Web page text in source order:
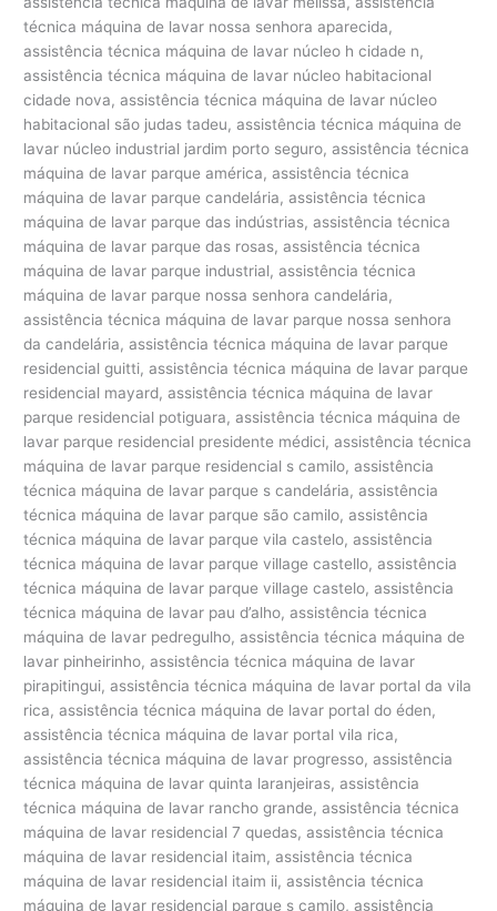
técnica máquina de lavar nossa senhora aparecida,
assistência técnica máquina de lavar núcleo h cidade n,
assistência técnica máquina de lavar núcleo habitacional
cidade nova, assistência técnica máquina de lavar núcleo
habitacional são judas tadeu, assistência técnica máquina de
lavar núcleo industrial jardim porto seguro, assistência técnica
máquina de lavar parque américa, assistência técnica
máquina de lavar parque candelária, assistência técnica
máquina de lavar parque das indústrias, assistência técnica
máquina de lavar parque das rosas, assistência técnica
máquina de lavar parque industrial, assistência técnica
máquina de lavar parque nossa senhora candelária,
assistência técnica máquina de lavar parque nossa senhora
da candelária, assistência técnica máquina de lavar parque
residencial guitti, assistência técnica máquina de lavar parque
residencial mayard, assistência técnica máquina de lavar
parque residencial potiguara, assistência técnica máquina de
lavar parque residencial presidente médici, assistência técnica
máquina de lavar parque residencial s camilo, assistência
técnica máquina de lavar parque s candelária, assistência
técnica máquina de lavar parque são camilo, assistência
técnica máquina de lavar parque vila castelo, assistência
técnica máquina de lavar parque village castello, assistência
técnica máquina de lavar parque village castelo, assistência
técnica máquina de lavar pau d’alho, assistência técnica
máquina de lavar pedregulho, assistência técnica máquina de
lavar pinheirinho, assistência técnica máquina de lavar
pirapitingui, assistência técnica máquina de lavar portal da vila
rica, assistência técnica máquina de lavar portal do éden,
assistência técnica máquina de lavar portal vila rica,
assistência técnica máquina de lavar progresso, assistência
técnica máquina de lavar quinta laranjeiras, assistência
técnica máquina de lavar rancho grande, assistência técnica
máquina de lavar residencial 7 quedas, assistência técnica
máquina de lavar residencial itaim, assistência técnica
máquina de lavar residencial itaim ii, assistência técnica
máquina de lavar residencial parque s camilo, assistência